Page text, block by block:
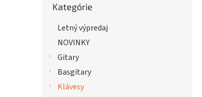
kategórie
Kategórie
Letný výpredaj
NOVINKY
Gitary
Basgitary
Klávesy